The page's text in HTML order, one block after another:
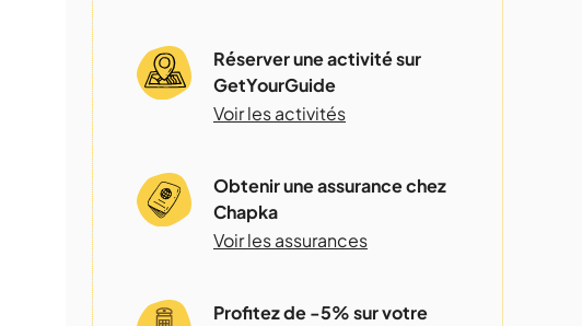
Réserver une activité sur
GetYourGuide
Voir les activités
Obtenir une assurance chez
Chapka
Voir les assurances
Profitez de -5% sur votre